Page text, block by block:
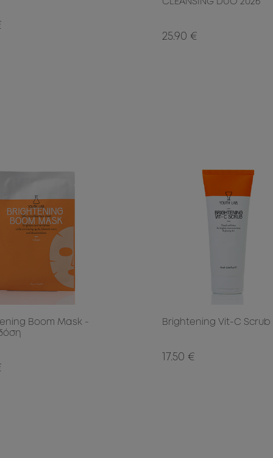
CLEANSING DUO 2026
25.90 €
Boom Mask -
Brightening Vit-C Scrub
17.50 €